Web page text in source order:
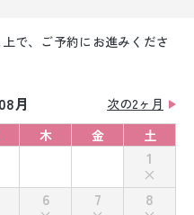
で、ご予約にお進みくださ
月
次の2ヶ月
木 金 土
1
6 7
8